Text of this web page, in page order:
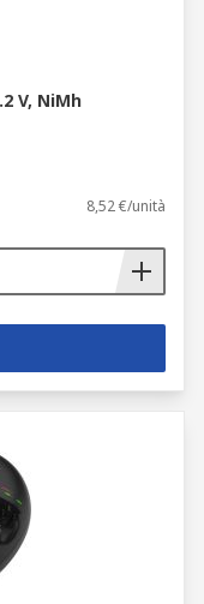
V, NiMh
8,52 €/unità